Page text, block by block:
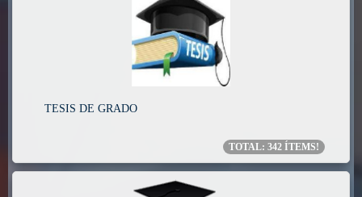
TESIS DE GRADO
TOTAL: 342 ÍTEMS!